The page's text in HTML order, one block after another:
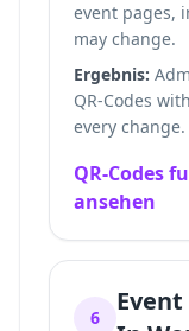
event pages,
may change.
Ergebnis:
QR-Codes
every change.
QR-Codes
ansehen
6